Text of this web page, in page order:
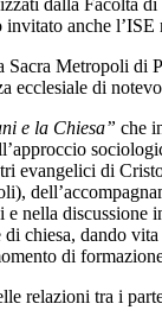
anche
Metropoli
ecclesiale di
e la Chiesa” che
evangelici di
nella
chiesa, dando
di
relazioni tra i